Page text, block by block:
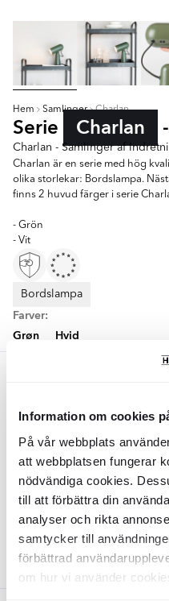
Information om cookies
På vår webbplats
att webbplatsen fungerar
nödvändiga cookies.
till att förbättra din
analyser och rikta
samtycker till
förbättrad
om hur vi använder
Hem Samlinger Charlan
Serie Charlan
Charlan - Samlinger af
Charlan är en serie med hög
olika storlekar: Bordslampa.
finns 2 huvud färger i serie
- Grön
- Vit
Bordslampa
Farver:
Grøn
Hvid
BordlampeCharlanGrøn
Overflade:Matt
Materiale:Järn
519DKK910DKK-43%